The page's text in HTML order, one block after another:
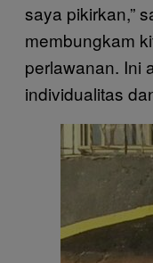
saya pikirkan,”
membungkam
perlawanan. Ini
individualitas